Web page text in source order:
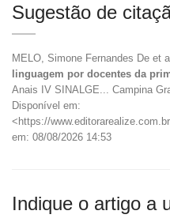
Sugestão de
MELO, Simone Fernandes De et
linguagem por docentes da
Anais IV SINALGE... Campina
Disponível em:
<https://
em: 08/08/2026 14:53
Indique o artigo a